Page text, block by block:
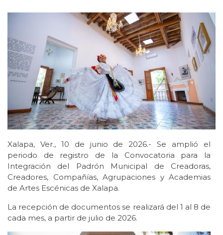
Xalapa, Ver., 10 de junio de 2026.- Se amplió el
periodo de registro de la Convocatoria para la
Integración del Padrón Municipal de Creadoras,
Creadores, Compañías, Agrupaciones y Academias
de Artes Escénicas de Xalapa.
La recepción de documentos se realizará del 1 al 8 de
cada mes, a partir de julio de 2026.